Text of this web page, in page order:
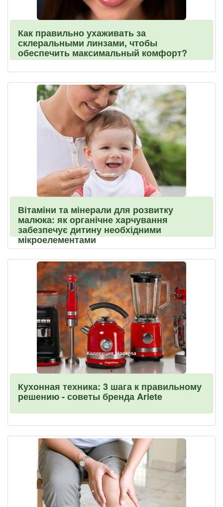
Как правильно ухаживать за
склеральными линзами, чтобы
обеспечить максимальный комфорт?
Вітаміни та мінерали для розвитку
малюка: як органічне харчування
забезпечує дитину необхідними
мікроелементами
Кухонная техника: 3 шага к правильному
решению - советы бренда Ariete